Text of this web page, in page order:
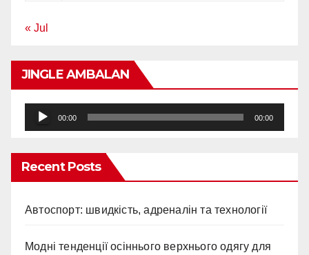
« Jul
JINGLE AMBALAN
Audio
Player
00:00 00:00
Recent Posts
Автоспорт: швидкість, адреналін та технології
Модні тенденції осіннього верхнього одягу для